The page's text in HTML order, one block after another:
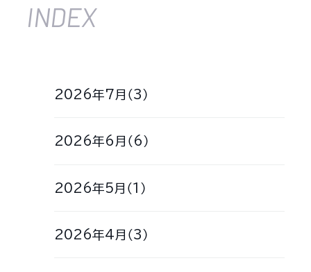
INDEX
2026年7月（3）
2026年6月（6）
2026年5月（1）
2026年4月（3）